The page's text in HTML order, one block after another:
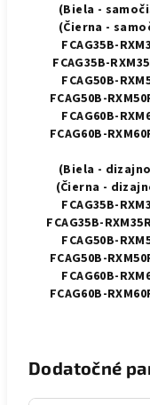
(Biela -
(Čierna -
FCAG35B-
FCAG35B-
FCAG50B-
FCAG50B-
FCAG60B-
FCAG60B-
(Biela
(Čierna -
FCAG35B-
FCAG35B-
FCAG50B-
FCAG50B-
FCAG60B-
FCAG60B-
Dodatočné